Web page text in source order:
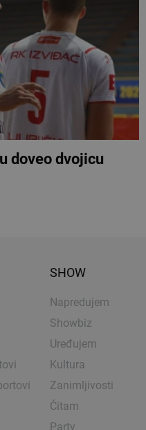
doveo dvojicu
SHOW
Napredujem
Showbiz
Uređujem
Kultura
Zanimljivosti
Čitam
Party